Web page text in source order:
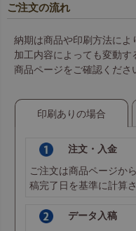
ご注文の流れ
納期は商品や印刷方法に
加工内容によっても変動
商品ページをご確認くださ
印刷ありの場合
注文・入金
ご注文は商品ページか
稿完了日を基準に計算さ
データ入稿